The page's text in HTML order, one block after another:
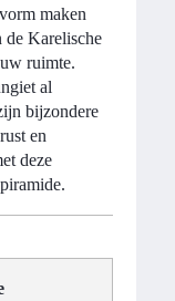
maken
de Karelische
ruimte.
al
bijzondere
en
deze